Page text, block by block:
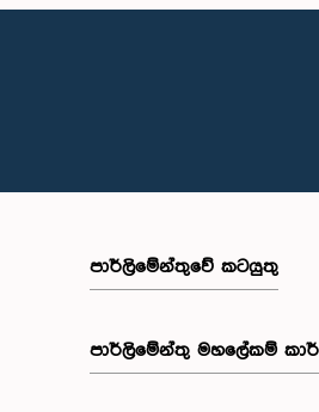
පාර්ලිමේන්තුවේ කටයුතු
පාර්ලිමේන්තු මහලේකම්